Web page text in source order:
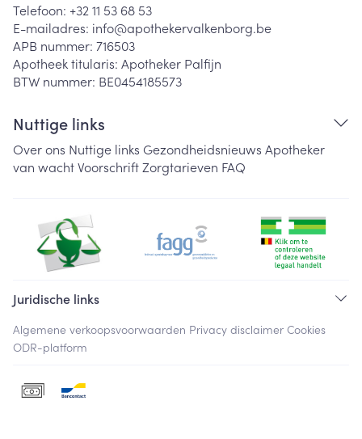
Telefoon: +32 11 53 68 53
E-mailadres: info@apothekervalkenborg.be
APB nummer: 716503
Apotheek titularis: Apotheker Palfijn
BTW nummer: BE0454185573
Nuttige links
Over ons Nuttige links Gezondheidsnieuws Apotheker
van wachtVoorschriftZorgtarieven FAQ
Juridische links
Algemene verkoopsvoorwaarden Privacy disclaimer Cookies
ODR-platform